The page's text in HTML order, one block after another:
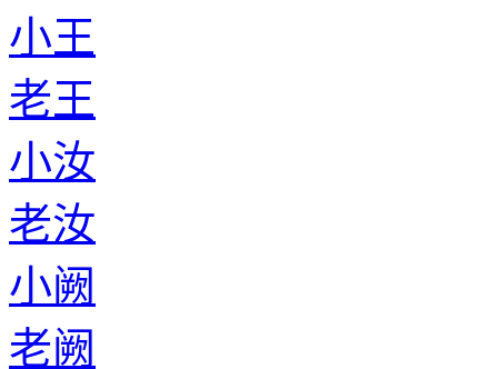
小王
老王
小汝
老汝
小阙
老阙